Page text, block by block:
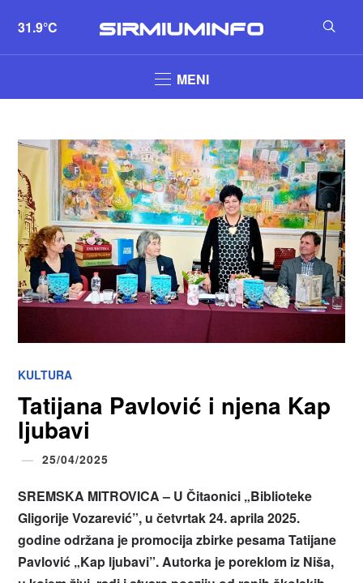
31.9°C
MENI
KULTURA
Tatijana Pavlović i njena Kap
ljubavi
25/04/2025
SREMSKA MITROVICA – U Čitaonici „Biblioteke
Gligorije Vozarević”, u četvrtak 24. aprila 2025.
godine održana je promocija zbirke pesama Tatijane
Pavlović „Kap ljubavi”. Autorka je poreklom iz Niša,